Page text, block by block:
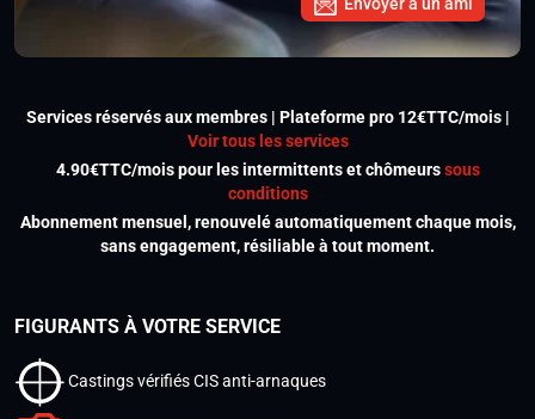
Services réservés aux membres | Plateforme pro 12€TTC/mois |
Voir tous les services
4.90€TTC/mois pour les intermittents et chômeurssous
conditions
Abonnement mensuel, renouvelé automatiquement chaque mois,
sans engagement, résiliable à tout moment.
FIGURANTS À VOTRE SERVICE
Castings vérifiés CIS anti-arnaques